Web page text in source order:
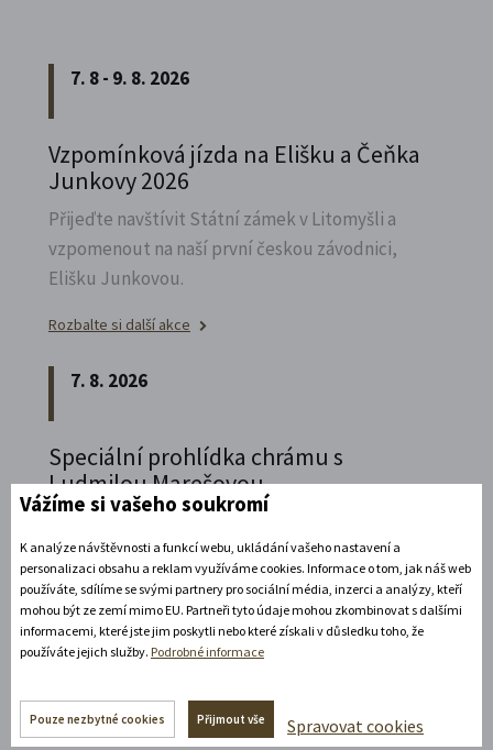
7. 8 - 9. 8. 2026
Vzpomínková jízda na Elišku a Čeňka
Junkovy 2026
Přijeďte navštívit Státní zámek v Litomyšli a
vzpomenout na naší první českou závodnici,
Elišku Junkovou.
Rozbalte si další akce
7. 8. 2026
Speciální prohlídka chrámu s
Ludmilou Marešovou
Kesselgruberovou
Vydejte se na komentovanou prohlídku
piaristického chrámu Nalezení sv.Kříže s
Ludmilou Marešovou Kesselgruberovou a
poznejte jeho interiéry i bohatou sochařskou
výzdobu z trochu jiné perspektivy.
Rozbalte si další akce
Vážíme si vašeho soukromí
K analýze návštěvnosti a funkcí webu, ukládání vašeho nastavení a
personalizaci obsahu a reklam využíváme cookies. Informace o tom, jak náš web
používáte, sdílíme se svými partnery pro sociální média, inzerci a analýzy, kteří
mohou být ze zemí mimo EU. Partneři tyto údaje mohou zkombinovat s dalšími
informacemi, které jste jim poskytli nebo které získali v důsledku toho, že
používáte jejich služby. Podrobné informace
Pouze nezbytné cookies Přijmout vše Spravovat cookies